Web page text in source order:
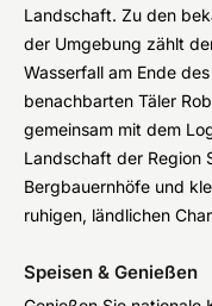
Landschaft. Zu den
der Umgebung zählt
Wasserfall am Ende
benachbarten Täler
gemeinsam mit dem
Landschaft der Region
Bergbauernhöfe und
ruhigen, ländlichen
Speisen & Genießen